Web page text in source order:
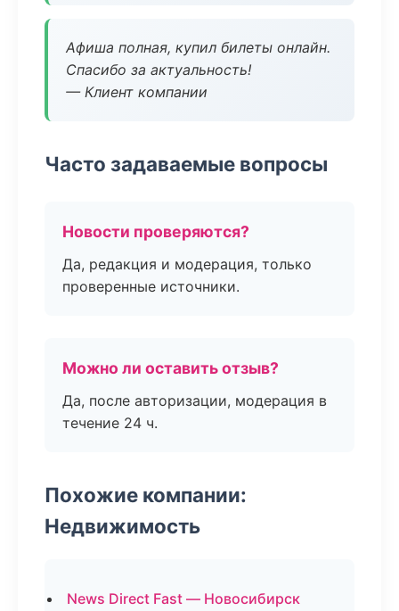
Афиша полная, купил билеты онлайн.
Спасибо за актуальность!
— Клиент компании
Часто задаваемые вопросы
Новости проверяются?
Да, редакция и модерация, только
проверенные источники.
Можно ли оставить отзыв?
Да, после авторизации, модерация в
течение 24 ч.
Похожие компании:
Недвижимость
News Direct Fast — Новосибирск